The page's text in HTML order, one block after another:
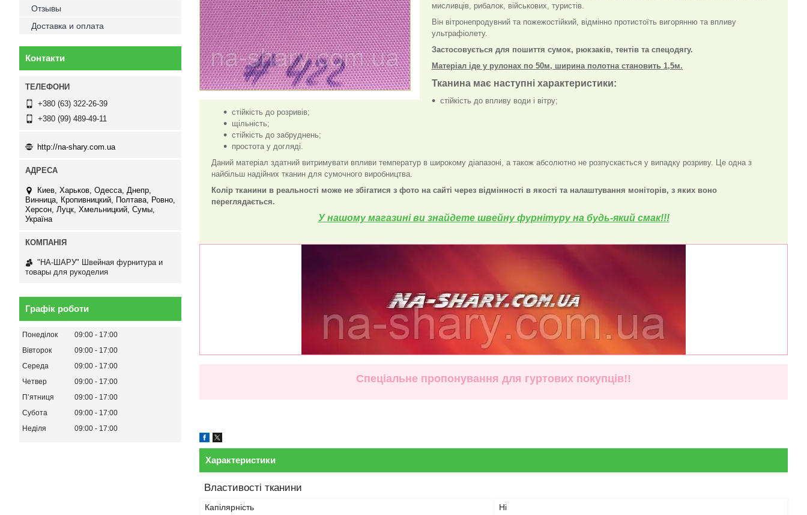
мисливців, рибалок, військових, туристів.
Він вітронепродувний та пожежостійкий, відмінно протистоїть вигорянню та впливу
ультрафіолету.
Застосовується для пошиття сумок, рюкзаків, тентів та спецодягу.
Матеріал іде у рулонах по 50м, ширина полотна становить 1,5м.
Тканина має наступні характеристики:
стійкість до впливу води і вітру;
стійкість до розривів;
щільність;
стійкість до забруднень;
простота у догляді.
Даний матеріал здатний витримувати впливи температур в широкому діапазоні, а також абсолютно не розпускається у випадку розриву. Це одна з
найбільш надійних тканин для сумочного виробництва.
Колір тканини в реальності може не збігатися з фото на сайті через відмінності в якості та налаштування моніторів, з яких воно
переглядається.
У нашому магазині ви знайдете швейну фурнітуру на будь-який смак!!!
Спеціальне пропонування для гуртових покупців!!
Характеристики
Властивості тканини
Капілярність Ні
Отзывы
Доставка и оплата
Контакти
+380 (63) 322-26-39
+380 (99) 489-49-11
http://na-shary.com.ua
Киев, Харьков, Одесса, Днепр,
Винница, Кропивницкий, Полтава, Ровно,
Херсон, Луцк, Хмельницкий, Сумы,
Україна
"НА-ШАРУ" Швейная фурнитура и
товары для рукоделия
Графік роботи
Понеділок 09:00
17:00
Вівторок
09:00
17:00
Середа
09:00
17:00
Четвер
09:00
17:00
Пʼятниця
09:00
17:00
Субота
09:00
17:00
Неділя
09:00 17:00